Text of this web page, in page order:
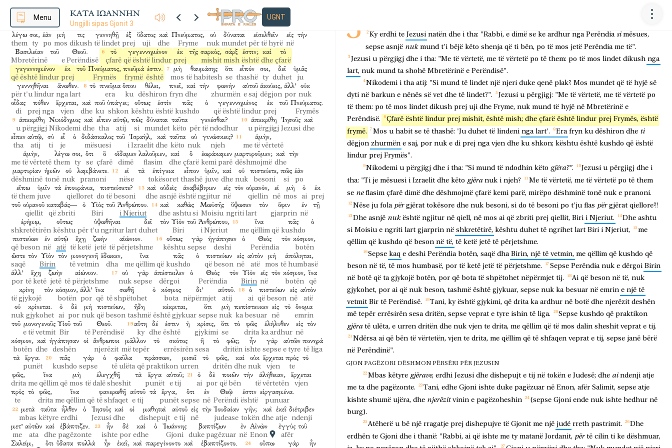
Menu ΚΑΤΑ ΙΩΑΝΝΗΝ
Ungjilli sipas Gjonit 3
UGNT
Nikodemi si mundet njeri për t'u lindur mos mundet në barkun
μητρὸς
e nënës
αὐτοῦ
së vet
δεύτερον
së dyti
εἰσελθεῖν
për të hyrë
καὶ
dhe
γεννηθῆναι? ἀπεκρίθη Ἰησοῦς,
Jezusi
ἀμὴν,
me të vërtetë me të vërtetë
λέγω
them
σοι,
ty
ἐὰν
po
μή
mos
τις
dikush
γεννηθῇ
të lindet
ἐξ
prej
ὕδατος
uji
καὶ
dhe
Πνεύματος,
Fryme
οὐ
nuk
δύναται
mundet
εἰσελθεῖν
për të hyrë
εἰς
në
τὴν
Βασιλείαν
Mbretërinë
τοῦ Θεοῦ.
e Perëndisë
τὸ
çfarë
γεγεννημένον
që është lindur
ἐκ
prej
τῆς σαρκὸς,
mishit
σάρξ
mish
ἐστιν;
është
καὶ
dhe
τὸ
çfarë
γεγεννημένον
që është lindur
ἐκ
prej
τοῦ Πνεύματος,
Frymës
πνεῦμά
frymë
ἐστιν.
është
μὴ
mos
θαυμάσῃς
të habitesh
ὅτι
se
εἶπόν
thashë
σοι,
ty
δεῖ
duhet
ὑμᾶς
ju
γεννηθῆναι
për t'u lindur
ἄνωθεν.
nga lart
τὸ πνεῦμα
era
ὅπου
ku
θέλει,
dëshiron
πνεῖ,
fryn
καὶ
dhe
τὴν φωνὴν
zhurmën
αὐτοῦ
e saj
ἀκούεις,
dëgjon
ἀλλ’
por
οὐκ
nuk
οἶδας
di
πόθεν
prej nga
ἔρχεται,
vjen
καὶ
dhe
ποῦ
ku
ὑπάγει;
shkon
οὕτως
kështu
ἐστὶν
është
πᾶς
kushdo
ὁ γεγεννημένος
që është lindur
ἐκ
prej
τοῦ Πνεύματος.
Frymës
ἀπεκρίθη
u përgjigj
Νικόδημος
Nikodemi
καὶ
dhe
εἶπεν
tha
αὐτῷ,
atij
πῶς
si
δύναται
mundet
ταῦτα
këto
γενέσθαι?
për të ndodhur
ἀπεκρίθη
u përgjigj
Ἰησοῦς
Jezusi
καὶ
dhe
εἶπεν
tha
αὐτῷ,
atij
σὺ
ti
εἶ
je
ὁ διδάσκαλος
mësuesi
τοῦ Ἰσραὴλ,
i Izraelit
καὶ
dhe
ταῦτα
këto
οὐ
nuk
γινώσκεις?
njeh
ἀμὴν,
me të vërtetë
ἀμὴν,
me të vërtetë
λέγω
them
σοι,
ty
ὅτι
se
ὃ
çfarë
οἴδαμεν
dimë
λαλοῦμεν,
flasim
καὶ
dhe
ὃ
çfarë
ἑωράκαμεν
kemi parë
μαρτυροῦμεν;
dëshmojmë
καὶ
dhe
τὴν
μαρτυρίαν
dëshminë
ἡμῶν
tonë
οὐ
nuk
λαμβάνετε.
pranoni
εἰ
nëse
τὰ ἐπίγεια
tokësoret
εἶπον
thashë
ὑμῖν,
juve
καὶ
dhe
οὐ
nuk
πιστεύετε,
besoni
πῶς
si
ἐὰν
po
εἴπω
të them
ὑμῖν
juve
τὰ ἐπουράνια,
qielloret
πιστεύσετε?
do të besoni
καὶ
dhe
οὐδεὶς
asnjë
ἀναβέβηκεν
është ngjitur
εἰς
në
τὸν οὐρανὸν,
qiellin
εἰ
në
μὴ
mos
ὁ
ai
ἐκ
prej
τοῦ οὐρανοῦ
qiellit
καταβάς—
që zbriti
ὁ Υἱὸς
Biri
τοῦ Ἀνθρώπου.
i Njeriut
καὶ
dhe
καθὼς
ashtu si
Μωϋσῆς
Moisiu
ὕψωσεν
ngriti lart
τὸν ὄφιν
gjarprin
ἐν
në
τῇ
ἐρήμῳ,
shkretëtirën
οὕτως
kështu
ὑψωθῆναι
për t'u ngritur lart
δεῖ
duhet
τὸν Υἱὸν
Biri
τοῦ Ἀνθρώπου,
i Njeriut
ἵνα
me qëllim që
πᾶς
kushdo
ὁ
πιστεύων
që beson
ἐν
në
αὐτῷ
atë
ἔχῃ
të ketë
ζωὴν
jetë
αἰώνιον.
të përjetshme
οὕτως
kështu
γὰρ
sepse
ἠγάπησεν
deshi
ὁ Θεὸς
Perëndia
τὸν κόσμον,
botën
ὥστε
saqë
τὸν Υἱὸν
Birin
τὸν μονογενῆ
të vetmin
ἔδωκεν,
dha
ἵνα
me qëllim që
πᾶς
kushdo
ὁ πιστεύων
që beson
εἰς
në
αὐτὸν
atë
μὴ
mos
ἀπόληται,
të humbasë
ἀλλ’
por
ἔχῃ
të ketë
ζωὴν
jetë
αἰώνιον.
të përjetshme
οὐ
nuk
γὰρ
sepse
ἀπέστειλεν
dërgoi
ὁ Θεὸς
Perëndia
τὸν Υἱὸν
Birin
εἰς
në
τὸν κόσμον,
botën
ἵνα
që
κρίνῃ
të gjykojë
τὸν κόσμον,
botën
ἀλλ’
por
ἵνα
që
σωθῇ
të shpëtohet
ὁ κόσμος
bota
δι’
nëpërmjet
αὐτοῦ.
atij
ὁ
ai
πιστεύων
që beson
εἰς
në
αὐτὸν
atë
οὐ
nuk
κρίνεται.
gjykohet
ὁ
ai
δὲ
por
μὴ
nuk
πιστεύων,
që beson
ἤδη
tashmë
κέκριται,
është gjykuar
ὅτι
sepse
μὴ
nuk
πεπίστευκεν
ka besuar
εἰς
në
τὸ ὄνομα
emrin
τοῦ μονογενοῦς
e të vetmit
Υἱοῦ
Bir
τοῦ Θεοῦ.
të Perëndisë
αὕτη
ky
δέ
dhe
ἐστιν
është
ἡ κρίσις,
gjykimi
ὅτι
se
τὸ φῶς
drita
ἐλήλυθεν
ka ardhur
εἰς
në
τὸν
κόσμον,
botën
καὶ
dhe
ἠγάπησαν
deshën
οἱ ἄνθρωποι
njerëzit
μᾶλλον
më tepër
τὸ σκότος
errësirën
ἢ
sesa
τὸ φῶς;
dritën
ἦν
ishte
γὰρ
sepse
αὐτῶν
e tyre
πονηρὰ
të liga
τὰ ἔργα.
punët
πᾶς
kushdo
γὰρ
sepse
ὁ φαῦλα
të ulëta
πράσσων,
që praktikon
μισεῖ
urren
τὸ φῶς,
dritën
καὶ
dhe
οὐκ
nuk
ἔρχεται
vjen
πρὸς
te
τὸ
φῶς,
drita
ἵνα
me qëllim që
μὴ
mos
ἐλεγχθῇ
të dalë sheshit
τὰ ἔργα
punët
αὐτοῦ;
e tij
ὁ
ai
δὲ
por
ποιῶν
që bën
τὴν ἀλήθειαν,
të vërtetën
ἔρχεται
vjen
πρὸς
te
τὸ φῶς,
drita
ἵνα
me qëllim që
φανερωθῇ
të shfaqet
αὐτοῦ
e tij
τὰ ἔργα,
punët
ὅτι
sepse
ἐν
në
Θεῷ
Perëndi
ἐστιν
është
εἰργασμένα.
punuar
μετὰ
mbas
ταῦτα
këtyre
ἦλθεν
erdhi
ὁ Ἰησοῦς
Jezusi
καὶ
dhe
οἱ μαθηταὶ
dishepujt
αὐτοῦ
e tij
εἰς
në
τὴν Ἰουδαίαν
judease
γῆν;
tokën
καὶ
dhe
ἐκεῖ
atje
διέτριβεν
ndenji
μετ’
me
αὐτῶν
ata
καὶ
dhe
ἐβάπτιζεν.
pagëzonte
ἦν
ishte
δὲ
por
καὶ
edhe
ὁ Ἰωάννης
Gjoni
βαπτίζων
duke pagëzuar
ἐν
në
Αἰνὼν
Enon
ἐγγὺς
afër
τοῦ
Σαλείμ,
ὅτι ὕδατα πολλὰ ἦν ἐκεῖ, καὶ παρεγίνοντο καὶ ἐβαπτίζοντο. οὔπω γὰρ ἦν
3
Ky erdhi te Jezusi natën dhe i tha: "Rabbi, e dimë se ke ardhur nga Perëndia si mësues,
sepse asnjë nuk mund t'i bëjë këto shenja që ti bën, po të mos jetë Perëndia me të".
Jezusi u përgjigj dhe i tha: "Me të vërtetë, me të vërtetë po të them: po të mos lindet dikush nga
lart, nuk mund ta shohë Mbretërinë e Perëndisë".
Nikodemi i tha atij: "Si mund të lindet një njeri duke qenë plak? Mos mundet që të hyjë së
dyti në barkun e nënës së vet dhe të lindet?". Jezusi u përgjigj: "Me të vërtetë, me të vërtetë po
të them: po të mos lindet dikush prej uji dhe Fryme, nuk mund të hyjë në Mbretërinë e
Perëndisë.
Çfarë është lindur prej mishit, është mish; dhe çfarë është lindur prej Frymës, është
frymë.
Mos u habit se të thashë: 'Ju duhet të lindeni nga lart'. Era fryn ku dëshiron dhe ti
dëgjon zhurmën e saj, por nuk e di prej nga vjen dhe ku shkon; kështu është kushdo që është
lindur prej Frymës".
Nikodemi u përgjigj dhe i tha: "Si mund të ndodhin këto gjëra?". Jezusi u përgjigj dhe i
tha: "Ti je mësuesi i Izraelit dhe këto gjëra nuk i njeh? Me të vërtetë, me të vërtetë po të them
se ne flasim çfarë dimë dhe dëshmojmë çfarë kemi parë, mirëpo dëshminë tonë nuk e pranoni.
Nëse ju fola për gjërat tokësore dhe nuk besoni, si do të besoni po t'ju flas për gjërat qiellore?!
Dhe asnjë nuk është ngjitur në qiell, në mos ai që zbriti prej qiellit, Biri i Njeriut. Dhe ashtu
si Moisiu e ngriti lart gjarprin në shkretëtirë, kështu duhet të ngrihet lart Biri i Njeriut,
me
qëllim që kushdo që beson në të, të ketë jetë të përjetshme.
Sepse kaq e deshi Perëndia botën, saqë dha Birin, një të vetmin, me qëllim që kushdo që
beson në të, të mos humbasë, por të ketë jetë të përjetshme. Sepse Perëndia nuk e dërgoi Birin
në botë që ta gjykojë botën, por që bota të shpëtohet nëpërmjet tij. Ai që beson në të, nuk
gjykohet, por ai që nuk beson, tashmë është gjykuar, sepse nuk ka besuar në emrin e një të
vetmit Bir të Perëndisë. Tani, ky është gjykimi, që drita ka ardhur në botë dhe njerëzit deshën
më tepër errësirën sesa dritën, sepse veprat e tyre ishin të liga. Sepse kushdo që praktikon
gjëra të ulëta, e urren dritën dhe nuk vjen te drita, me qëllim që të mos dalin sheshit veprat e tij.
Ndërsa ai që bën të vërtetën, vjen te drita, me qëllim që të shfaqen veprat e tij, sepse janë bërë
në Perëndinë".
GJON PAGËZORI DËSHMON PËRSËRI PËR JEZUSIN
Mbas këtyre gjërave, erdhi Jezusi dhe dishepujt e tij në tokën e Judesë; dhe ai ndenji atje
me ta dhe pagëzonte. Tani, edhe Gjoni ishte duke pagëzuar në Enon, afër Salimit, sepse atje
kishte shumë ujëra, dhe njerëzit vinin e pagëzoheshin (sepse Gjoni ende nuk ishte hedhur në
burg).
Atëherë u bë një rragatje prej dishepujve të Gjonit me një judé rreth pastrimit.
Dhe
erdhën te Gjoni dhe i thanë: "Rabbi, ai që ishte me ty matanë Jordanit, për të cilin ti ke dëshmuar,